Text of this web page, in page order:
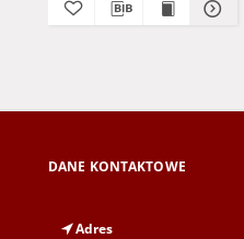
DANE KONTAKTOWE
Adres